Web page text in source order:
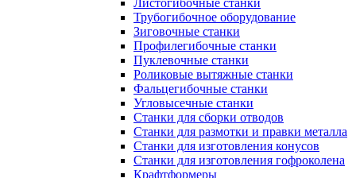
Листогибочные станки
Трубогибочное оборудование
Зиговочные станки
Профилегибочные станки
Пуклевочные станки
Роликовые вытяжные станки
Фальцегибочные станки
Угловысечные станки
Станки для сборки отводов
Станки для размотки и правки металла
Станки для изготовления конусов
Станки для изготовления гофроколена
Крафтформеры